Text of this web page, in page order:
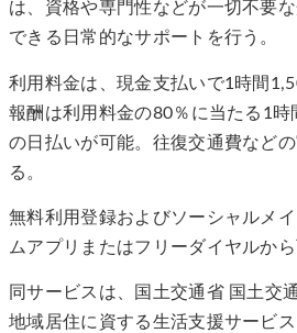
は、資格や専門性などが一切不要
できる日常的なサポートを行う。
利用料金は、現金支払いで1時間
報酬は利用料金の80％に当たる1時
の日払いが可能。往復交通費など
る。
無料利用登録およびソーシャルメ
ムアプリまたはフリーダイヤルから
同サービスは、国土交通省 国土交
地域居住に資する生活支援サービ